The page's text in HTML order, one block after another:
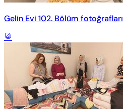
Gelin Evi 102. Bölüm fotoğrafları